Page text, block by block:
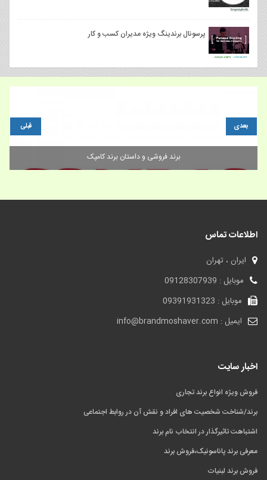
پرسونال برندینگ ویژه مدیران کسب و کار
چگونه میتوانید جوانان را به برند خود جذب کنید؟
قبلی بعدی
اطلاعات تماس
ایران ، تهران
موبایل : 09128307939
موبایل : 09391931323
ایمیل : info@brandmoshaver.com
اخبار سایت
فروش ویژه انواع برند تجاری
برند/شناخت شخصیت های افراد و نقش آن در روابط اجتماعی
اشتباهت تاثیرگذار در انتخاب نام برند
معرفی برند پاناسونیک،فروش برند
فروش برند لبنیات